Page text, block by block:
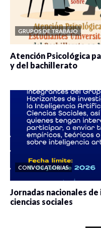
GRUPOS DE TRABAJO
Atención Psicológica
y del bachillerato
CONVOCATORIAS
Jornadas nacionales
ciencias sociales